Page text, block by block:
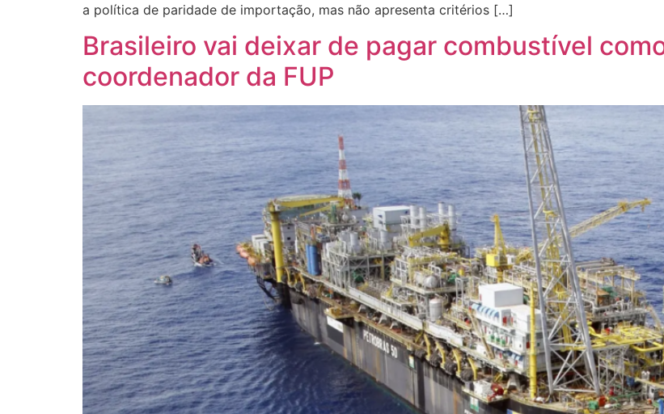
a política de paridade de importação, mas não apresenta critérios […]
Brasileiro vai deixar de pagar combustível
coordenador da FUP